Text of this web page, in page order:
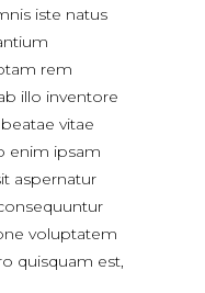
iste natus
rem
illo inventore
vitae
enim ipsam
aspernatur
voluptatem
quisquam est,